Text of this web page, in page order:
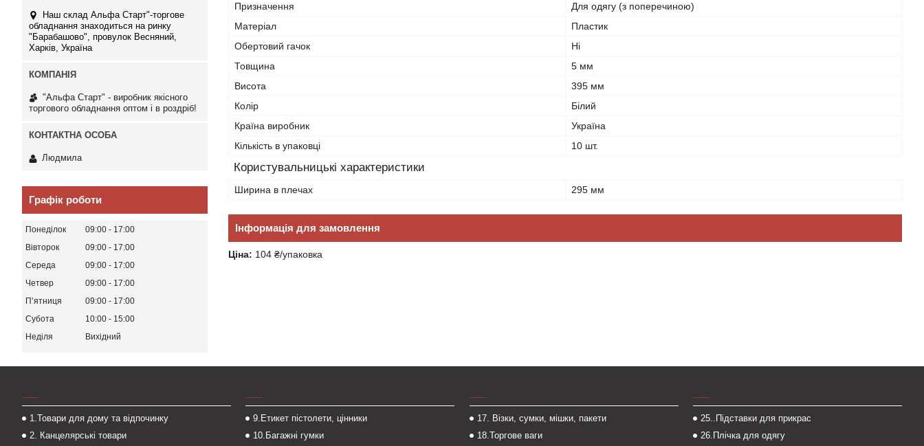
Призначення
Для одягу (з поперечиною)
Матеріал
Пластик
Обертовий гачок
Ні
Товщина
5 мм
Висота
395 мм
Колір
Білий
Країна виробник
Україна
Кількість в упаковці
10 шт.
Користувальницькі характеристики
Ширина в плечах 295 мм
Інформація для замовлення
Ціна: 104 ₴/упаковка
Наш склад Альфа Старт"-торгове
обладнання знаходиться на ринку
"Барабашово", провулок Весняний,
Харків, Україна
"Альфа Старт" - виробник якісного
торгового обладнання оптом і в роздріб!
Людмила
Графік роботи
Понеділок 09:00
17:00
Вівторок
09:00
17:00
Середа
09:00
17:00
Четвер
09:00
17:00
Пʼятниця
09:00
17:00
Субота
10:00
15:00
Неділя
Вихідний
1.Товари для дому та відпочинку
2. Канцелярські товари
9.Етикет пістолети, цінники
10.Багажні гумки
17. Візки, сумки, мішки, пакети
18.Торгове ваги
25..Підставки для прикрас
26.Плічка для одягу